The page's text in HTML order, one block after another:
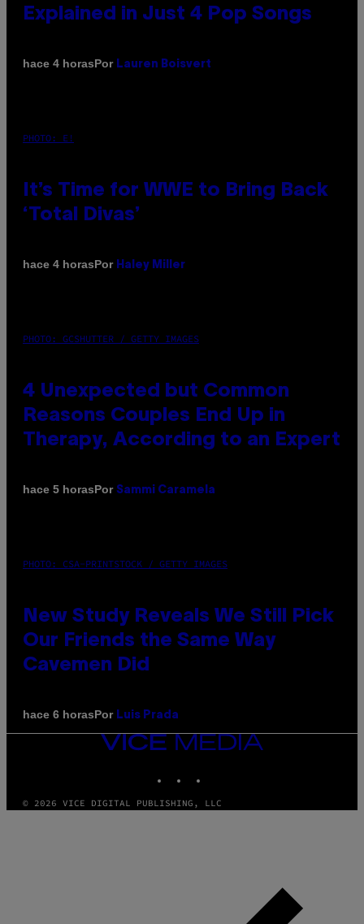
Explained in Just 4 Pop Songs
hace 4 horasPor Lauren Boisvert
PHOTO: E!
It’s Time for WWE to Bring Back
‘Total Divas’
hace 4 horasPor Haley Miller
PHOTO: GCSHUTTER / GETTY IMAGES
4 Unexpected but Common
Reasons Couples End Up in
Therapy, According to an Expert
hace 5 horasPor Sammi Caramela
PHOTO: CSA-PRINTSTOCK / GETTY IMAGES
New Study Reveals We Still Pick
Our Friends the Same Way
Cavemen Did
hace 6 horasPor Luis Prada
VICE
MEDIA
© 2026 VICE DIGITAL PUBLISHING, LLC